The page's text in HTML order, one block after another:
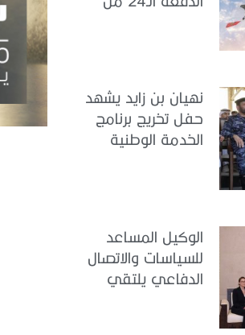
نهيان بن زايد يشهد
حفل تخريج برنامج
الخدمة الوطنية
الوكيل المساعد
للسياسات والاتصال
الدفاعي يلتقي